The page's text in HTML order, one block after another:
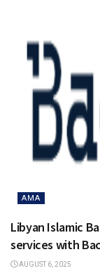
AMA
Libyan Islamic
services with
AUGUST 6, 2025